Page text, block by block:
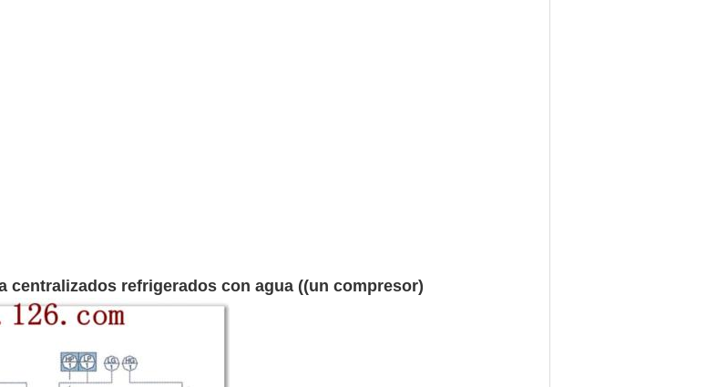
centralizados refrigerados con agua ((un compresor)